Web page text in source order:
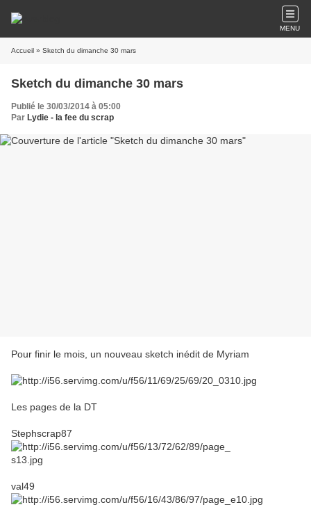
MENU
Accueil » Sketch du dimanche 30 mars
Sketch du dimanche 30 mars
Publié le 30/03/2014 à 05:00
Par Lydie - la fee du scrap
Pour finir le mois, un nouveau sketch inédit de Myriam
Les pages de la DT
Stephscrap87
val49